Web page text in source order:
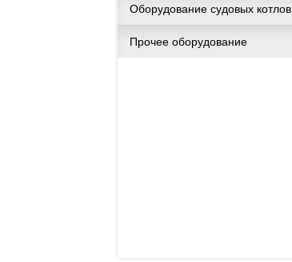
Оборудование судовых котлов
Прочее оборудование